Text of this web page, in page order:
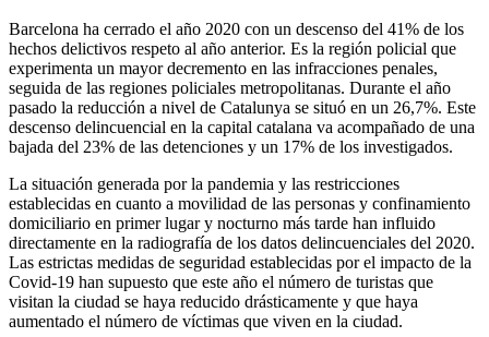
Barcelona ha cerrado el año 2020 con un descenso del 41% de los
hechos delictivos respeto al año anterior. Es la región policial que
experimenta un mayor decremento en las infracciones penales,
seguida de las regiones policiales metropolitanas. Durante el año
pasado la reducción a nivel de Catalunya se situó en un 26,7%. Este
descenso delincuencial en la capital catalana va acompañado de una
bajada del 23% de las detenciones y un 17% de los investigados.
La situación generada por la pandemia y las restricciones
establecidas en cuanto a movilidad de las personas y confinamiento
domiciliario en primer lugar y nocturno más tarde han influido
directamente en la radiografía de los datos delincuenciales del 2020.
Las estrictas medidas de seguridad establecidas por el impacto de la
Covid-19 han supuesto que este año el número de turistas que
visitan la ciudad se haya reducido drásticamente y que haya
aumentado el número de víctimas que viven en la ciudad.